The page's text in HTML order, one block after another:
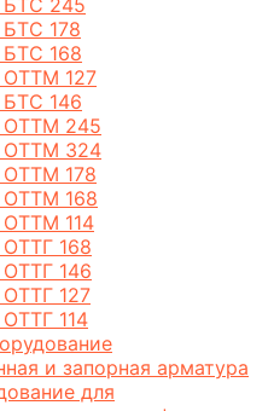
245
178
168
127
146
ОТТМ 245
ОТТМ 324
178
168
114
168
146
127
114
и запорная арматура
для